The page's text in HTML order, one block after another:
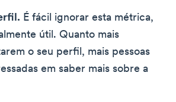
É fácil ignorar esta métrica,
útil. Quanto mais
o seu perfil, mais pessoas
em saber mais sobre a